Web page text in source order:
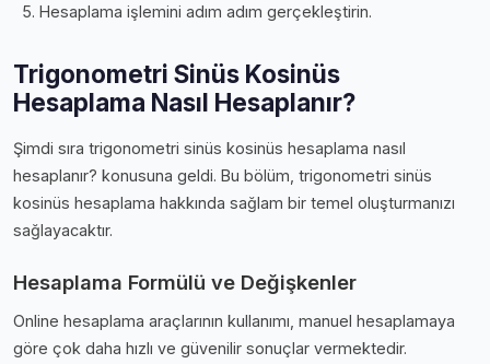
Hesaplama işlemini adım adım gerçekleştirin.
Trigonometri Sinüs Kosinüs
Hesaplama Nasıl Hesaplanır?
Şimdi sıra trigonometri sinüs kosinüs hesaplama nasıl
hesaplanır? konusuna geldi. Bu bölüm, trigonometri sinüs
kosinüs hesaplama hakkında sağlam bir temel oluşturmanızı
sağlayacaktır.
Hesaplama Formülü ve Değişkenler
Online hesaplama araçlarının kullanımı, manuel hesaplamaya
göre çok daha hızlı ve güvenilir sonuçlar vermektedir.